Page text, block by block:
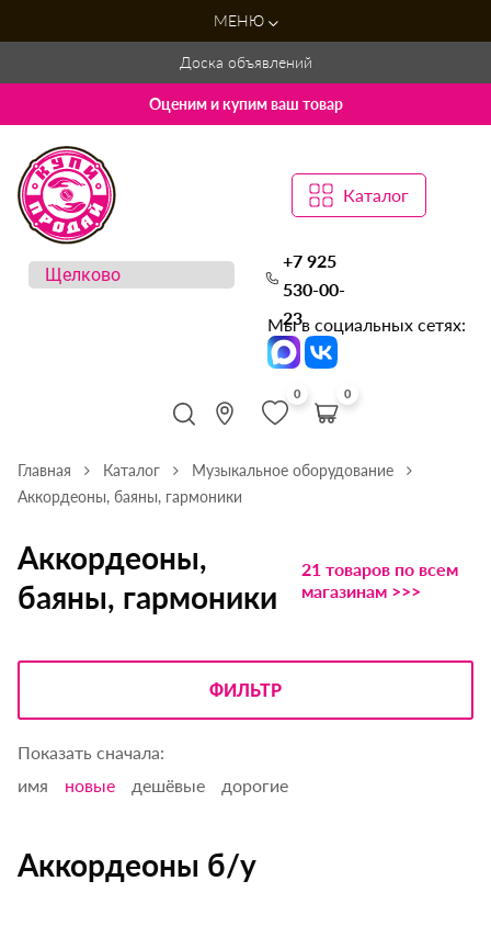
МЕНЮ
Доска объявлений
Оценим и купим ваш товар
Каталог
+7 925
530-00-
23
Мы в социальных сетях:
0 0
Главная Каталог
Музыкальное оборудование
Аккордеоны, баяны, гармоники
Аккордеоны,
баяны, гармоники
21 товаров по всем
магазинам >>>
ФИЛЬТР
Показать сначала:
имя
новые дешёвые дорогие
Аккордеоны б/у